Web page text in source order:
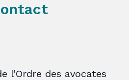
l’Ordre des avocates